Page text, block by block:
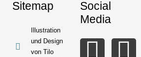
Sitemap
Illustration
und Design
von Tilo
Social
Media